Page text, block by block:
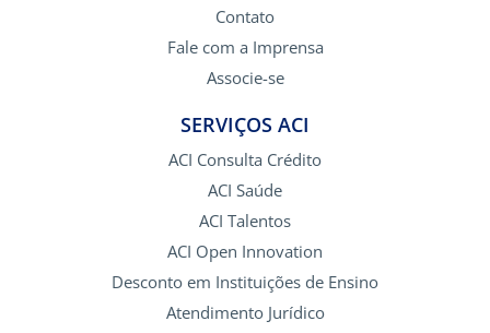
Contato
Fale com a Imprensa
Associe-se
SERVIÇOS ACI
ACI Consulta Crédito
ACI Saúde
ACI Talentos
ACI Open Innovation
Desconto em Instituições de Ensino
Atendimento Jurídico